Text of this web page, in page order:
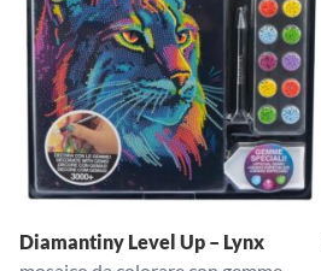
Diamantiny Level Up – Lynx